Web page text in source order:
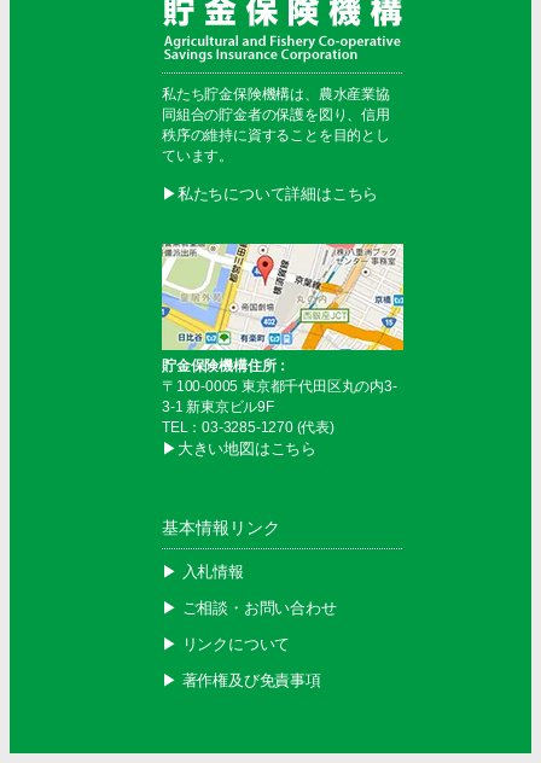
私たち貯金保険機構は、農水産業協
同組合の貯金者の保護を図り、信用
秩序の維持に資することを目的とし
ています。
▶︎私たちについて詳細はこちら
貯金保険機構住所：
〒100-0005 東京都千代田区丸の内3-
3-1 新東京ビル9F
TEL：03-3285-1270 (代表)
▶︎大きい地図はこちら
基本情報リンク
▶︎ 入札情報
▶︎ ご相談・お問い合わせ
▶︎ リンクについて
▶︎ 著作権及び免責事項